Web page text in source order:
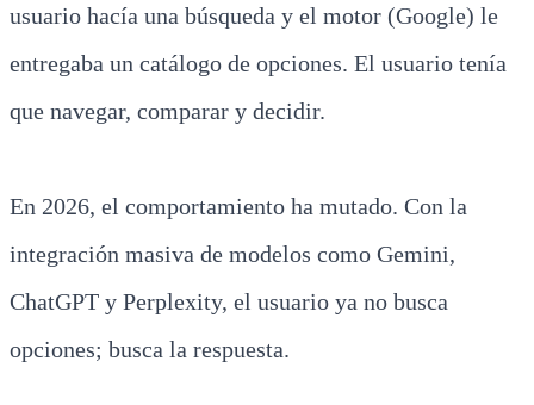
usuario hacía una búsqueda y el motor (Google) le
entregaba un catálogo de opciones. El usuario tenía
que navegar, comparar y decidir.
En 2026, el comportamiento ha mutado. Con la
integración masiva de modelos como Gemini,
ChatGPT y Perplexity, el usuario ya no busca
opciones; busca la respuesta.